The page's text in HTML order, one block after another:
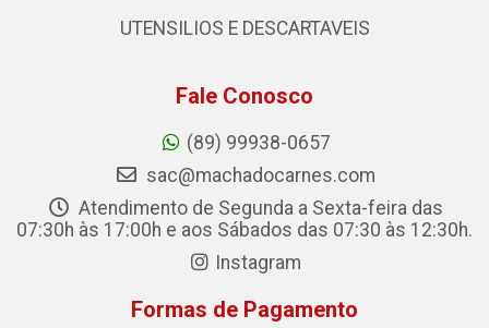
UTENSILIOS E DESCARTAVEIS
Fale Conosco
(89) 99938-0657
sac@machadocarnes.com
Atendimento de Segunda a Sexta-feira das
07:30h às 17:00h e aos Sábados das 07:30 às 12:30h.
Instagram
Formas de Pagamento